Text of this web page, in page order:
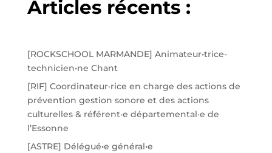
Articles récents :
[ROCKSCHOOL MARMANDE] Animateur•trice-
technicien•ne Chant
[RIF] Coordinateur·rice en charge des actions de
prévention gestion sonore et des actions
culturelles & référent·e départemental·e de
l’Essonne
[ASTRE] Délégué•e général•e